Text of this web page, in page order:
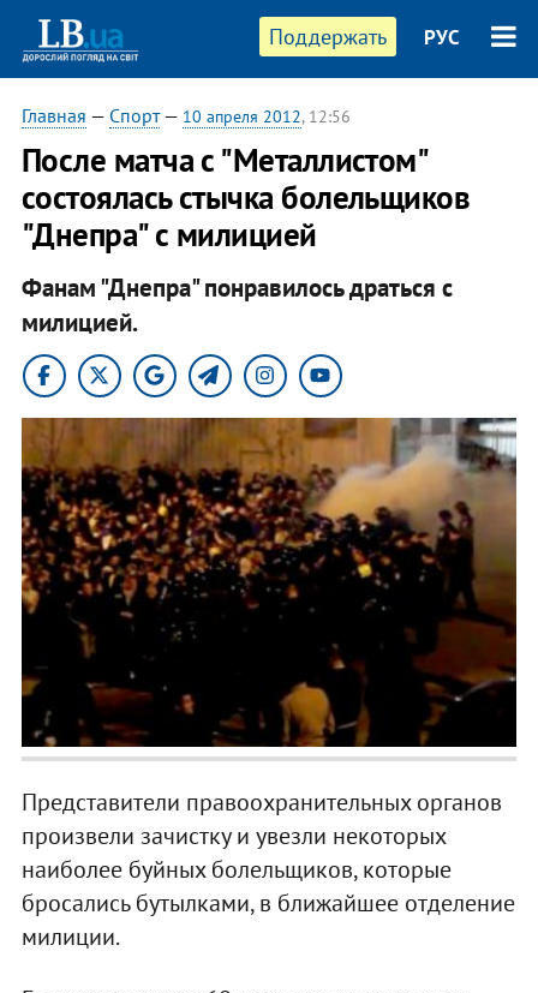
Поддержать РУС
Главная — Спорт— 10 апреля 2012, 12:56
После матча с "Металлистом"
состоялась стычка болельщиков
"Днепра" с милицией
Фанам "Днепра" понравилось драться с
милицией.
Представители правоохранительных органов
произвели зачистку и увезли некоторых
наиболее буйных болельщиков, которые
бросались бутылками, в ближайшее отделение
милиции.